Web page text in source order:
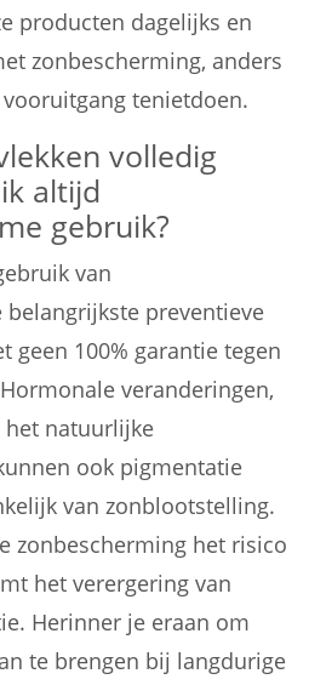
producten dagelijks en
zonbescherming, anders
tenietdoen.
volledig
altijd
gebruik?
van
preventieve
geen 100% garantie tegen
veranderingen,
het natuurlijke
ook pigmentatie
van zonblootstelling.
zonbescherming het risico
het verergering van
Herinner je eraan om
te brengen bij langdurige